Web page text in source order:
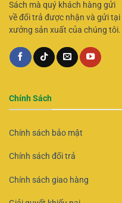
Sách mà quý khách hàng gửi
về đổi trả được nhận và gửi tại
xưởng sản xuất của chúng tôi.
Chính Sách
Chính sách bảo mật
Chính sách đổi trả
Chính sách giao hàng